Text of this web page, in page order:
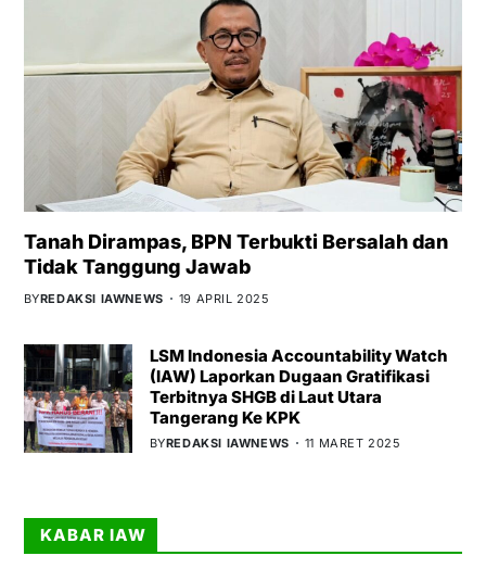
Tanah Dirampas, BPN Terbukti Bersalah dan
Tidak Tanggung Jawab
BYREDAKSI IAWNEWS 19 APRIL 2025
LSM Indonesia Accountability Watch
(IAW) Laporkan Dugaan Gratifikasi
Terbitnya SHGB di Laut Utara
Tangerang Ke KPK
BYREDAKSI IAWNEWS 11 MARET 2025
KABAR IAW